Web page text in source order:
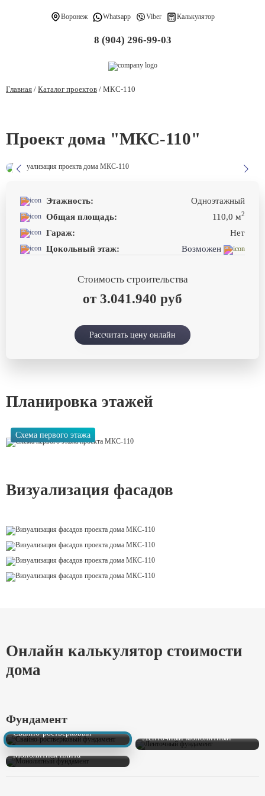
Воронеж Whatsapp Viber Калькулятор
8 (904) 296-99-03
Главная / Каталог проектов / МКС-110
Проект дома "МКС-110"
Этажность:
Одноэтажный
Общая площадь:
110,0 м2
Гараж:
Нет
Цокольный этаж:
Возможен
Стоимость строительства
от 3.041.940 руб
Рассчитать цену онлайн
Планировка этажей
Схема первого этажа
Визуализация фасадов
Онлайн калькулятор стоимости
дома
Фундамент
Свайно-ростверковый
Ленточный монолитный
Монолитная плита